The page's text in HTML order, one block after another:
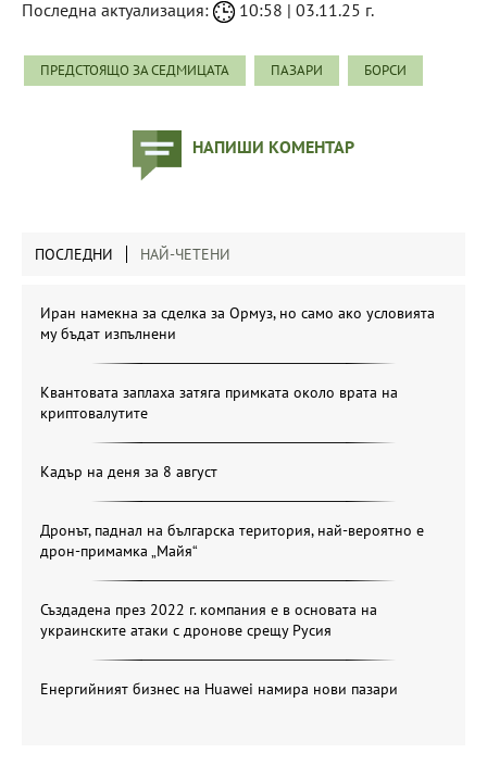
Последна актуализация: 10:58 | 03.11.25 г.
ПРЕДСТОЯЩО ЗА СЕДМИЦАТА ПАЗАРИ БОРСИ
НАПИШИ КОМЕНТАР
ПОСЛЕДНИ НАЙ-ЧЕТЕНИ
Иран намекна за сделка за Ормуз, но само ако условията
му бъдат изпълнени
Квантовата заплаха затяга примката около врата на
криптовалутите
Кадър на деня за 8 август
Дронът, паднал на българска територия, най-вероятно е
дрон-примамка „Майя“
Създадена през 2022 г. компания е в основата на
украинските атаки с дронове срещу Русия
Енергийният бизнес на Huawei намира нови пазари